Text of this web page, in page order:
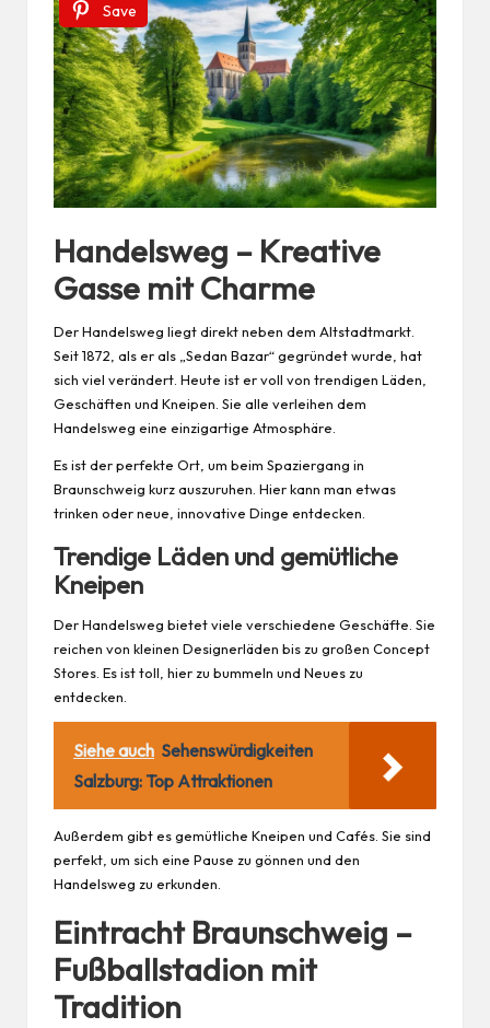
Save
Handelsweg – Kreative
Gasse mit Charme
Der Handelsweg liegt direkt neben dem Altstadtmarkt.
Seit 1872, als er als „Sedan Bazar“ gegründet wurde, hat
sich viel verändert. Heute ist er voll von trendigen Läden,
Geschäften und Kneipen. Sie alle verleihen dem
Handelsweg eine einzigartige Atmosphäre.
Es ist der perfekte Ort, um beim Spaziergang in
Braunschweig kurz auszuruhen. Hier kann man etwas
trinken oder neue, innovative Dinge entdecken.
Trendige Läden und gemütliche
Kneipen
Der Handelsweg bietet viele verschiedene Geschäfte. Sie
reichen von kleinen Designerläden bis zu großen Concept
Stores. Es ist toll, hier zu bummeln und Neues zu
entdecken.
Siehe auch Sehenswürdigkeiten
Salzburg: Top Attraktionen
Außerdem gibt es gemütliche Kneipen und Cafés. Sie sind
perfekt, um sich eine Pause zu gönnen und den
Handelsweg zu erkunden.
Eintracht Braunschweig –
Fußballstadion mit
Tradition